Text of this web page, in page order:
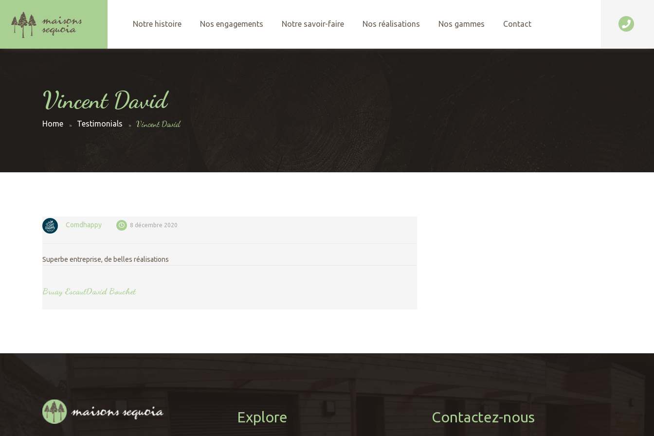
Notre histoire Nos engagements Notre savoir-faire Nos réalisations Nos gammes Contact
Vincent David
Home Testimonials Vincent David
Comdhappy 8 décembre 2020
Superbe entreprise, de belles réalisations
Bruay EscautDavid Bouchet
Explore Contactez-nous